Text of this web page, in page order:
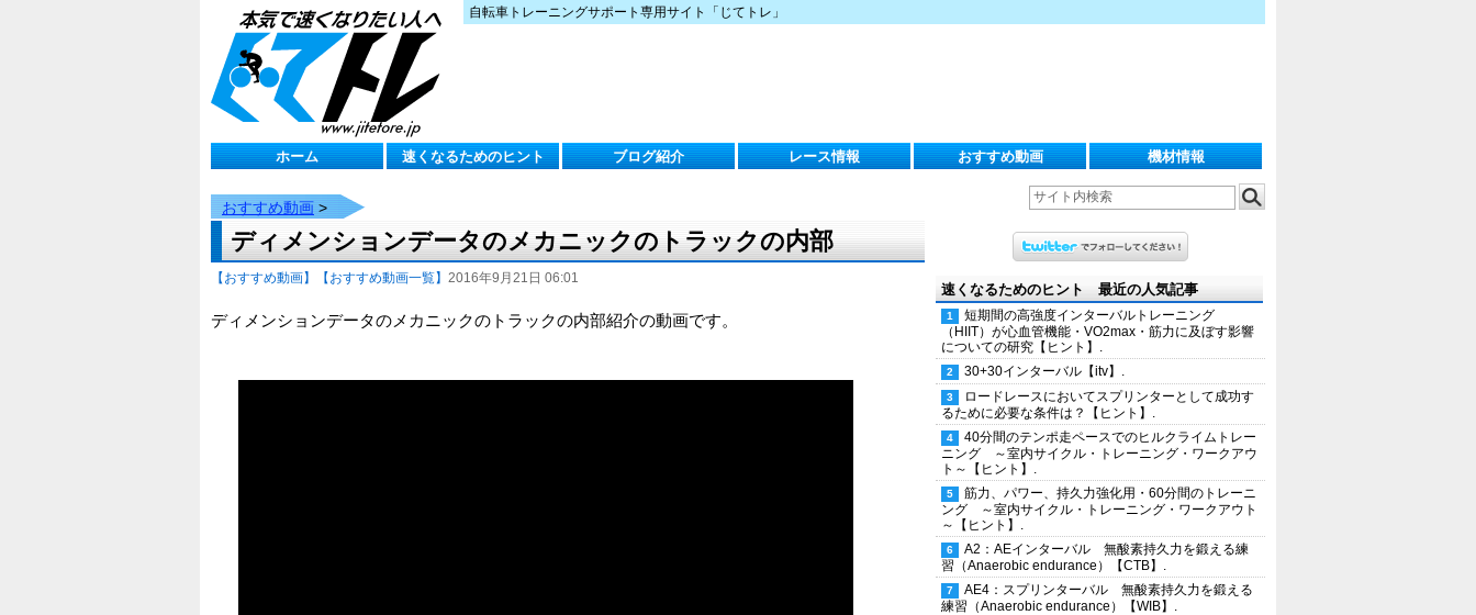
自転車トレーニングサポート専用サイト「じてトレ」
ホーム 速くなるためのヒント ブログ紹介 レース情報 おすすめ動画 機材情報
おすすめ動画 >
ディメンションデータのメカニックのトラックの内部
【おすすめ動画】 【おすすめ動画一覧】 2016年9月21日 06:01
ディメンションデータのメカニックのトラックの内部紹介の動画です。
速くなるためのヒント 最近の人気記事
短期間の高強度インターバルトレーニング
（HIIT）が心血管機能・VO2max・筋力に及ぼす影響
についての研究【ヒント】.
30+30インターバル【itv】.
ロードレースにおいてスプリンターとして成功す
るために必要な条件は？【ヒント】.
40分間のテンポ走ペースでのヒルクライムトレー
ニング ～室内サイクル・トレーニング・ワークアウ
ト～【ヒント】.
筋力、パワー、持久力強化用・60分間のトレーニ
ング ～室内サイクル・トレーニング・ワークアウト
～【ヒント】.
A2：AEインターバル 無酸素持久力を鍛える練
習（Anaerobic endurance）【CTB】.
AE4：スプリンターバル 無酸素持久力を鍛える
練習（Anaerobic endurance）【WIB】.